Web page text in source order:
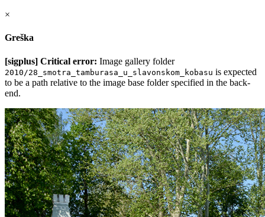
×
Greška
[sigplus] Critical error: Image gallery folder
2010/28_smotra_tamburasa_u_slavonskom_kobasu is expected
to be a path relative to the image base folder specified in the back-
end.